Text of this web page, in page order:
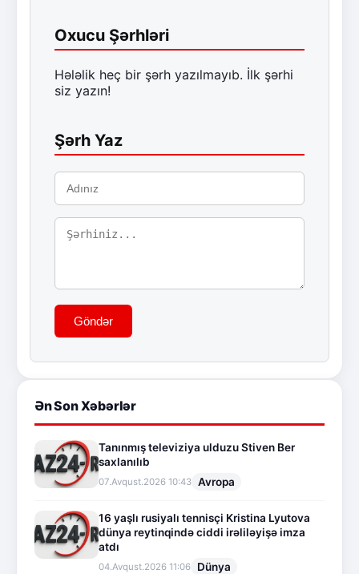
Oxucu Şərhləri
Hələlik heç bir şərh yazılmayıb. İlk şərhi
siz yazın!
Şərh Yaz
Göndər
Ən Son Xəbərlər
Tanınmış televiziya ulduzu Stiven Ber
saxlanılıb
07.Avqust.2026 10:43 Avropa
16 yaşlı rusiyalı tennisçi Kristina Lyutova
dünya reytinqində ciddi irəliləyişə imza
atdı
04.Avqust.2026 11:06 Dünya